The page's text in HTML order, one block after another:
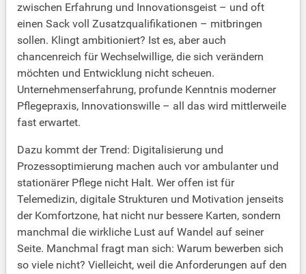
zwischen Erfahrung und Innovationsgeist – und oft
einen Sack voll Zusatzqualifikationen – mitbringen
sollen. Klingt ambitioniert? Ist es, aber auch
chancenreich für Wechselwillige, die sich verändern
möchten und Entwicklung nicht scheuen.
Unternehmenserfahrung, profunde Kenntnis moderner
Pflegepraxis, Innovationswille – all das wird mittlerweile
fast erwartet.
Dazu kommt der Trend: Digitalisierung und
Prozessoptimierung machen auch vor ambulanter und
stationärer Pflege nicht Halt. Wer offen ist für
Telemedizin, digitale Strukturen und Motivation jenseits
der Komfortzone, hat nicht nur bessere Karten, sondern
manchmal die wirkliche Lust auf Wandel auf seiner
Seite. Manchmal fragt man sich: Warum bewerben sich
so viele nicht? Vielleicht, weil die Anforderungen auf den